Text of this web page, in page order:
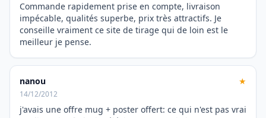
Commande rapidement prise en compte, livraison
impécable, qualités superbe, prix très attractifs. Je
conseille vraiment ce site de tirage qui de loin est le
meilleur je pense.
nanou ★
14/12/2012
j'avais une offre mug + poster offert: ce qui n'est pas vrai